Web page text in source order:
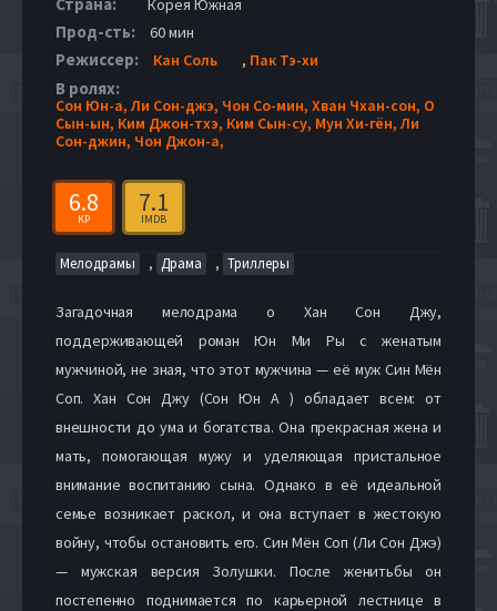
Корея Южная
Прод-сть: 60 мин
Режиссер: Кан Соль , Пак Тэ-хи
В ролях:
Сон Юн-а,Ли Сон-джэ, Чон Со-мин, Хван Чхан-сон, О
Сын-ын, Ким Джон-тхэ, Ким Сын-су, Мун Хи-гён,Ли
Сон-джин, Чон Джон-а,
6.8
KP
7.1
IMDB
Мелодрамы , Драма , Триллеры
Загадочная мелодрама о Хан Сон Джу,
поддерживающей роман Юн Ми Ры с женатым
мужчиной, не зная, что этот мужчина — её муж Син Мён
Соп. Хан Сон Джу (Сон Юн А ) обладает всем: от
внешности до ума и богатства. Она прекрасная жена и
мать, помогающая мужу и уделяющая пристальное
внимание воспитанию сына. Однако в её идеальной
семье возникает раскол, и она вступает в жестокую
войну, чтобы остановить его. Син Мён Соп (Ли Сон Джэ)
— мужская версия Золушки. После женитьбы он
постепенно поднимается по карьерной лестнице в